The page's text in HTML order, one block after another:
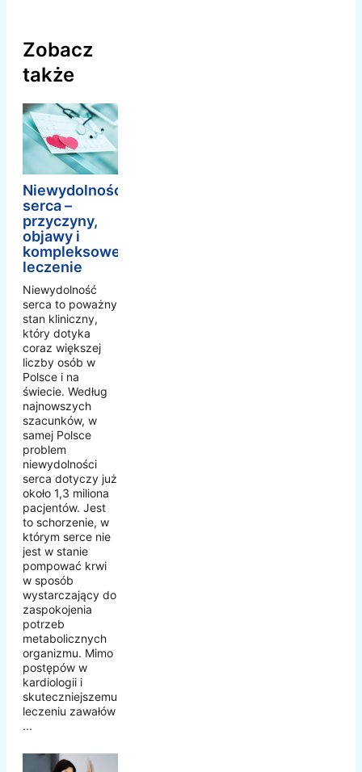
Zobacz
także
Niewydolność
serca –
przyczyny,
objawy i
kompleksowe
leczenie
Niewydolność
serca to poważny
stan kliniczny,
który dotyka
coraz większej
liczby osób w
Polsce i na
świecie. Według
najnowszych
szacunków, w
samej Polsce
problem
niewydolności
serca dotyczy już
około 1,3 miliona
pacjentów. Jest
to schorzenie, w
którym serce nie
jest w stanie
pompować krwi
w sposób
wystarczający do
zaspokojenia
potrzeb
metabolicznych
organizmu. Mimo
postępów w
kardiologii i
skuteczniejszemu
leczeniu zawałów
...